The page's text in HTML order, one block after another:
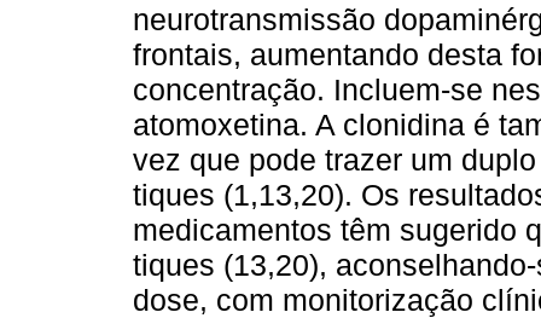
neurotransmissão
frontais, aumentando desta
concentração. Incluem-se
atomoxetina. A clonidina é
vez que pode trazer um
tiques (1,13,20). Os
medicamentos têm sugerido
tiques (13,20),
dose, com monitorização